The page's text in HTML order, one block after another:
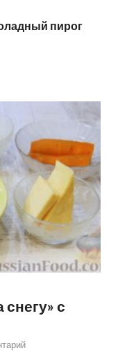
пирог
с